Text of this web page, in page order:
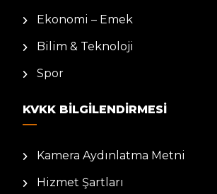
Ekonomi – Emek
Bilim & Teknoloji
Spor
KVKK BILGILENDIRMESI
Kamera Aydınlatma Metni
Hizmet Şartları